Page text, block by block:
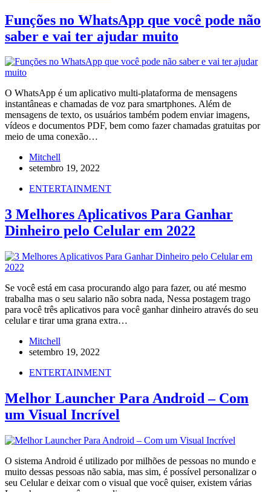
Funções no WhatsApp que você pode não
saber e vai ter ajudar muito
O WhatsApp é um aplicativo multi-plataforma de mensagens
instantâneas e chamadas de voz para smartphones. Além de
mensagens de texto, os usuários também podem enviar imagens,
vídeos e documentos PDF, bem como fazer chamadas gratuitas por
meio de uma conexão…
Mitchell
setembro 19, 2022
ENTERTAINMENT
3 Melhores Aplicativos Para Ganhar
Dinheiro pelo Celular em 2022
Se você está em casa procurando algo para fazer, ou até mesmo
trabalha mas o seu salario não sobra nada, Nessa postagem trago
para você três aplicativos para você ganhar dinheiro através do seu
celular e tirar uma grana extra…
Mitchell
setembro 19, 2022
ENTERTAINMENT
Melhor Launcher Para Android – Com
um Visual Incrível
O sistema Android é utilizado por milhões de pessoas no mundo e
muito dessas pessoas não sabia, mas sim, é possível personalizar o
seu Celular e deixar com o visual que você quiser, existem várias